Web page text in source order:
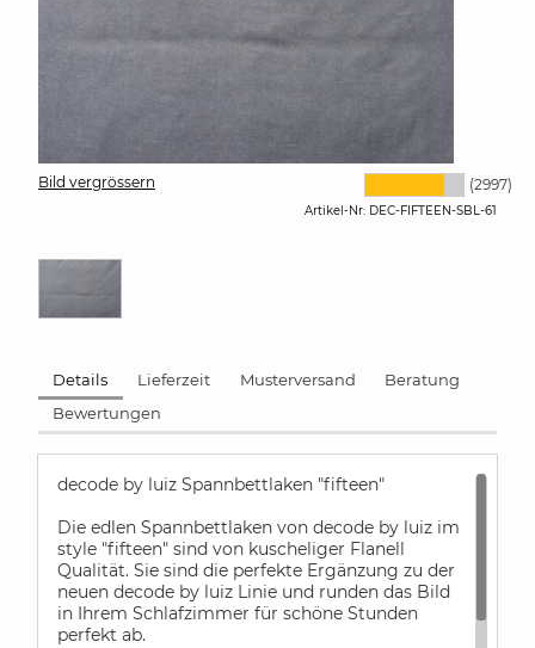
Bild vergrössern (2997)
Artikel-Nr: DEC-FIFTEEN-SBL-61
Details Lieferzeit Musterversand
Beratung
Bewertungen
decode by luiz Spannbettlaken "fifteen"
Die edlen Spannbettlaken von decode by luiz im
style "fifteen" sind von kuscheliger Flanell
Qualität. Sie sind die perfekte Ergänzung zu der
neuen decode by luiz Linie und runden das Bild
in Ihrem Schlafzimmer für schöne Stunden
perfekt ab.